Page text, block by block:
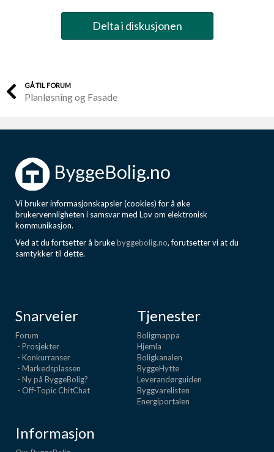
Delta i diskusjonen
GÅ TIL FORUM
Planløsning og Fasade
ByggeBolig.no
Vi bruker informasjonskapsler (cookies) for å øke
brukervennligheten i samsvar med Lov om elektronisk
kommunikasjon.
Ved at du fortsetter å brukebyggebolig.no, forutsetter vi at du
samtykker til dette.
Snarveier
Forum
- Prosjekter
- Konkurranser
- Markedsplassen
- Ny på ByggeBolig?
- Off-Topic ChitChat
Tjenester
Boligmappa
Hjemla
Boligkanalen
ByggeHytte
Leverandørguiden
Byggvarelisten
Energiportalen
Informasjon